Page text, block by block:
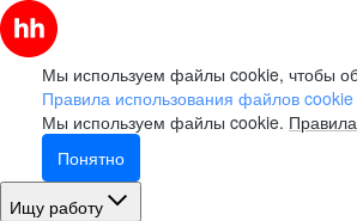
Мы используем файлы cookie, чтобы
Правила использования файлов cookie
Мы используем файлы cookie.
Понятно
Ищу работу